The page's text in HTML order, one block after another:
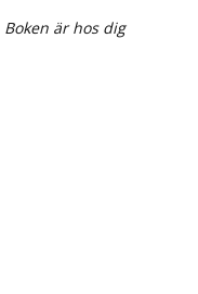
Boken är hos dig